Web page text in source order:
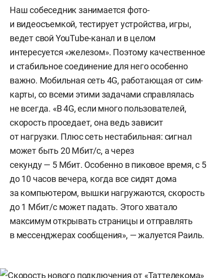
Наш собеседник занимается фото-
и видеосъемкой, тестирует устройства, игры,
ведет свой YouTube-канал и в целом
интересуется «железом». Поэтому качественное
и стабильное соединение для него особенно
важно. Мобильная сеть 4G, работающая от сим-
карты, со всеми этими задачами справлялась
не всегда. «В 4G, если много пользователей,
скорость проседает, она ведь зависит
от нагрузки. Плюс сеть нестабильная: сигнал
может быть 20 Мбит/с, а через
секунду — 5 Мбит. Особенно в пиковое время, с 5
до 10 часов вечера, когда все сидят дома
за компьютером, вышки нагружаются, скорость
до 1 Мбит/с может падать. Этого хватало
максимум открывать страницы и отправлять
в мессенджерах сообщения», — жалуется Раиль.